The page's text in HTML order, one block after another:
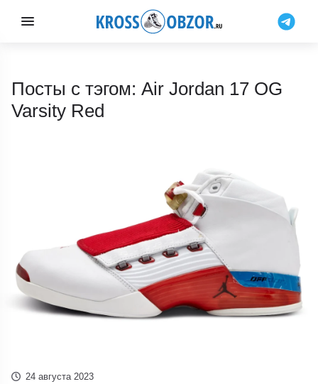
Посты с тэгом: Air Jordan 17 OG
Varsity Red
24 августа 2023